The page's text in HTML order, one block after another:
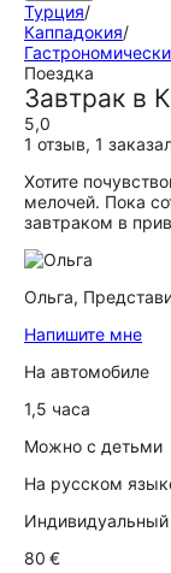
Турция/
Каппадокия/
Поездка
Завтрак в
5,0
1 отзыв, 1
Хотите
мелочей. Пока
завтраком в
Ольга,
Напишите мне
На автомобиле
1,5 часа
Можно с детьми
На русском
80 €